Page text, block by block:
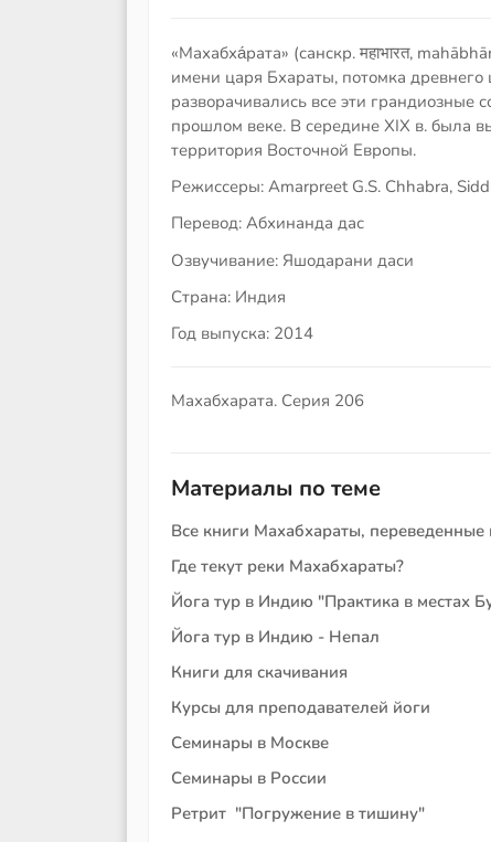
«Махабха́рата» (санскр. महाभारत,
имени царя Бхараты, потомка
разворачивались все эти грандиозные
прошлом веке. В середине XIX в. была
территория Восточной Европы.
Режиссеры: Amarpreet G.S. Chhabra,
Перевод: Абхинанда дас
Озвучивание: Яшодарани даси
Страна: Индия
Год выпуска: 2014
Махабхарата. Серия 206
Материалы по теме
Все книги Махабхараты, переведенные
Где текут реки Махабхараты?
Йога тур в Индию "Практика в местах
Йога тур в Индию - Непал
Книги для скачивания
Курсы для преподавателей йоги
Семинары в Москве
Семинары в России
Ретрит "Погружение в тишину"